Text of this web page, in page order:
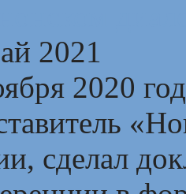
2021
2020
сделал